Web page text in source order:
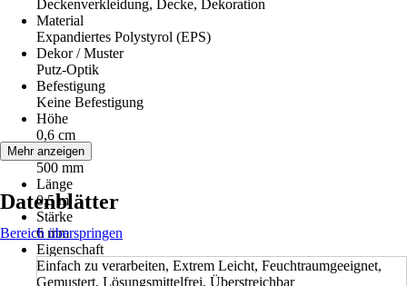
Deckenverkleidung, Decke, Dekoration
Material
Expandiertes Polystyrol (EPS)
Dekor / Muster
Putz-Optik
Befestigung
Keine Befestigung
Höhe
0,6 cm
Breite
500 mm
Länge
0,5 m
Stärke
6 mm
Eigenschaft
Einfach zu verarbeiten, Extrem Leicht, Feuchtraumgeeignet,
Gemustert, Lösungsmittelfrei, Überstreichbar
Mehr anzeigen
Datenblätter
Bereich überspringen